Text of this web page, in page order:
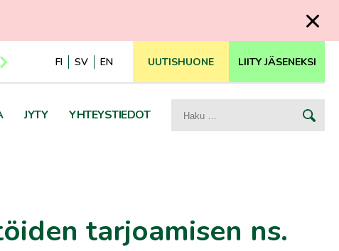
FI SV EN UUTISHUONE LIITY JÄSENEKSI
JYTY YHTEYSTIEDOT Haku:
tarjoamisen ns.